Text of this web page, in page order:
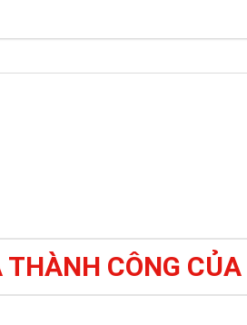
THÀNH CÔNG